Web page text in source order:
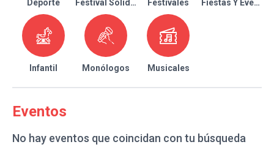
Deporte Festival Solidario Festivales Fiestas Y Eventos
Infantil Monólogos Musicales
Eventos
No hay eventos que coincidan con tu búsqueda